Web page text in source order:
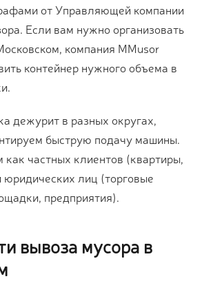
от Управляющей компании
Если вам нужно организовать
компания MMusor
контейнер нужного объема в
дежурит в разных округах,
быструю подачу машины.
частных клиентов (квартиры,
лиц (торговые
предприятия).
вывоза мусора в